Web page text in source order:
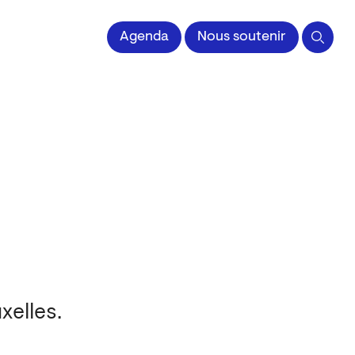
impriméeAgenda Nous soutenir